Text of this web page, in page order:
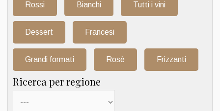
Rossi Bianchi Tutti i vini
Dessert Francesi
Grandi formati Rosè Frizzanti
Ricerca per regione